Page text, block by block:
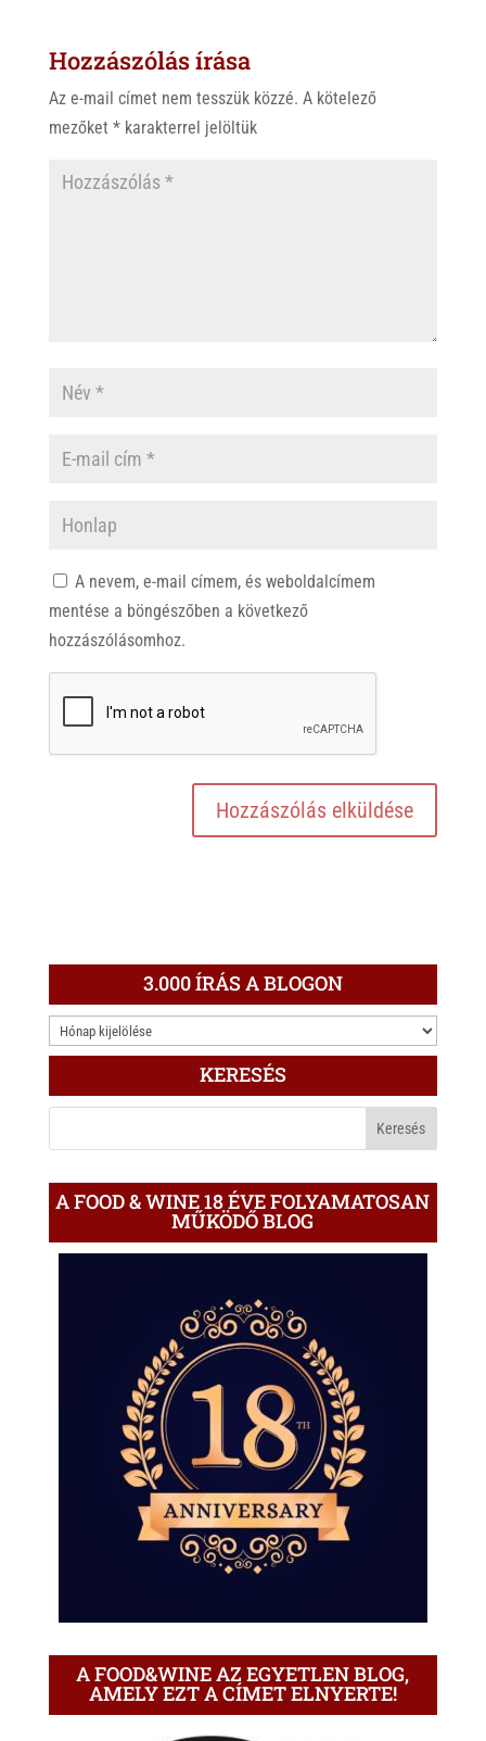
A
p
o
k
Hozzászólás írása
Az e-mail címet nem tesszük közzé. A kötelező
mezőket *karakterrel jelöltük
A nevem, e-mail címem, és weboldalcímem
mentése a böngészőben a következő
hozzászólásomhoz.
3.000 ÍRÁS A BLOGON
3.000
ÍRÁS
KERESÉS
A FOOD & WINE 18 ÉVE FOLYAMATOSAN
MŰKÖDŐ BLOG
A FOOD&WINE AZ EGYETLEN BLOG,
AMELY EZT A CÍMET ELNYERTE!